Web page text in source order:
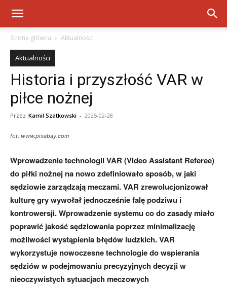
Strona główna Aktualności
Aktualności
Historia i przyszłość VAR w
piłce nożnej
Przez Kamil Szatkowski - 2025-02-28
fot. www.pixabay.com
Wprowadzenie technologii VAR (Video Assistant Referee)
do piłki nożnej na nowo zdefiniowało sposób, w jaki
sędziowie zarządzają meczami. VAR zrewolucjonizował
kulturę gry wywołał jednocześnie falę podziwu i
kontrowersji. Wprowadzenie systemu co do zasady miało
poprawić jakość sędziowania poprzez minimalizację
możliwości wystąpienia błędów ludzkich. VAR
wykorzystuje nowoczesne technologie do wspierania
sędziów w podejmowaniu precyzyjnych decyzji w
nieoczywistych sytuacjach meczowych